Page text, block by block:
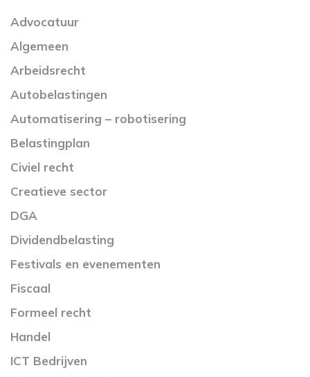
Advocatuur
Algemeen
Arbeidsrecht
Autobelastingen
Automatisering – robotisering
Belastingplan
Civiel recht
Creatieve sector
DGA
Dividendbelasting
Festivals en evenementen
Fiscaal
Formeel recht
Handel
ICT Bedrijven